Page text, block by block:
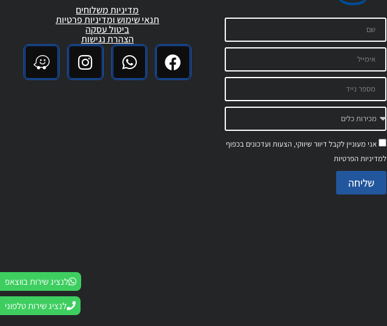
אני מעוניין לקבל דיוור שיווקי, הצעות ועדכונים בכפוף
למדיניות הפרטיות
שליחה
לנציג שירות בווצאפ
לנציג שירות טלפוני
מדיניות משלוחים
תנאי שימוש ומדיניות פרטיות
ביטול עסקה
הצהרת נגישות